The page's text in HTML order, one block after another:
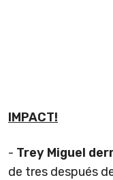
IMPACT!
- Trey Miguel
de tres después